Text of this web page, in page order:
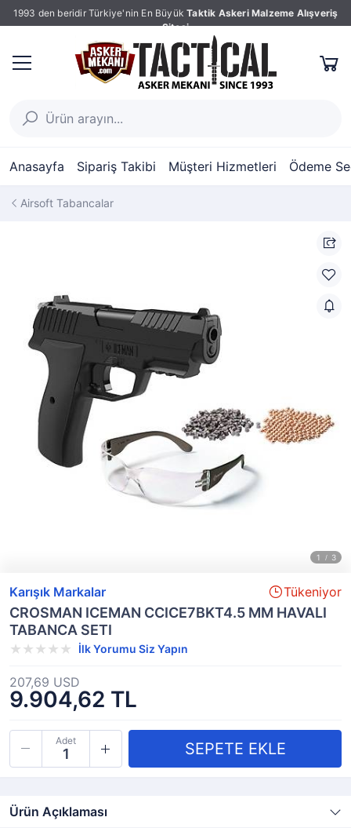
1993 den beridir Türkiye'nin En Büyük Taktik Askeri Malzeme Alışveriş
Sitesi
Anasayfa Sipariş Takibi Müşteri Hizmetleri Ödeme
Airsoft Tabancalar
Karışık Markalar Tükeniyor
CROSMAN ICEMAN CCICE7BKT4.5 MM HAVALI
TABANCA SETI
İlk Yorumu Siz Yapın
9.904,62 TL
207,69 USD
Adet
Ürün Açıklaması